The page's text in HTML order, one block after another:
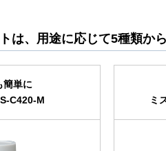
は、用途に応じて5種類から
簡単に
C420-M
ミ